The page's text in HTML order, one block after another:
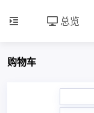
总览
购物车